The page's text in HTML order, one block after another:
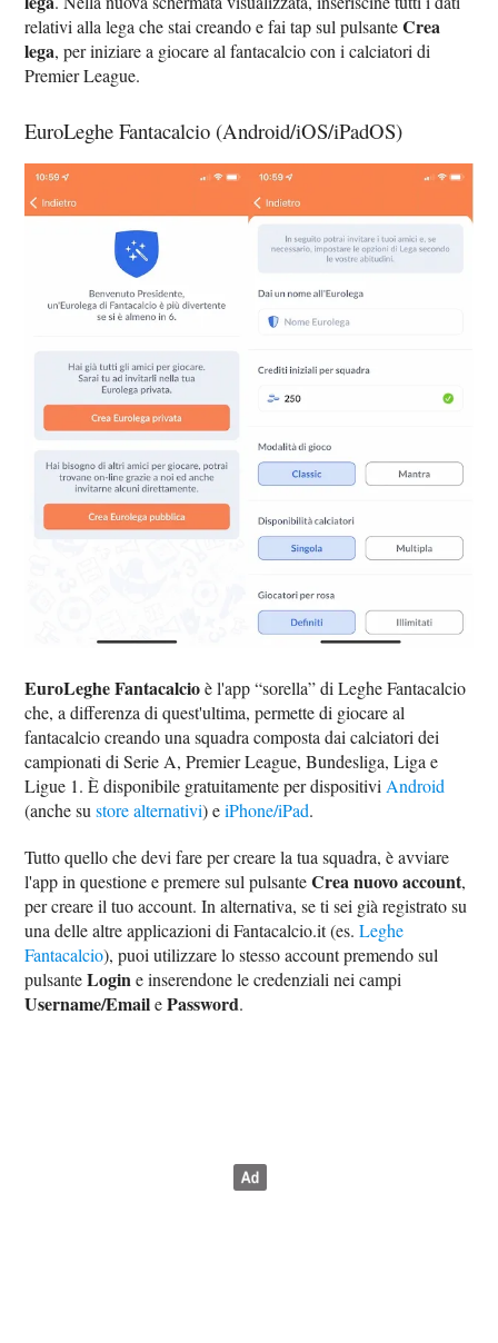
relativi alla lega che stai creando e fai tap sul pulsanteCrea
lega, per iniziare a giocare al fantacalcio con i calciatori di
Premier League.
EuroLeghe Fantacalcio (Android/iOS/iPadOS)
EuroLeghe Fantacalcioè l'app “sorella” di Leghe Fantacalcio
che, a differenza di quest'ultima, permette di giocare al
fantacalcio creando una squadra composta dai calciatori dei
campionati di Serie A, Premier League, Bundesliga, Liga e
Ligue 1. È disponibile gratuitamente per dispositivi Android
(anche sustore alternativi) eiPhone/iPad.
Tutto quello che devi fare per creare la tua squadra, è avviare
l'app in questione e premere sul pulsanteCrea nuovo account,
per creare il tuo account. In alternativa, se ti sei già registrato su
una delle altre applicazioni di Fantacalcio.it (es.Leghe
Fantacalcio), puoi utilizzare lo stesso account premendo sul
pulsanteLogine inserendone le credenziali nei campi
Username/EmailePassword.